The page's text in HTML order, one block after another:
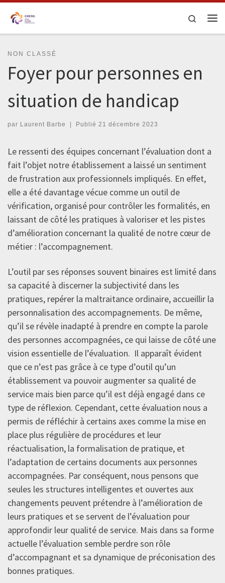
Skip to content
Search
NON CLASSÉ
Foyer pour personnes en
situation de handicap
par Laurent Barbe Publié 21 décembre 2023
Le ressenti des équipes concernant l’évaluation dont a
fait l’objet notre établissement a laissé un sentiment
de frustration aux professionnels impliqués. En effet,
elle a été davantage vécue comme un outil de
vérification, organisé pour contrôler les formalités, en
laissant de côté les pratiques à valoriser et les pistes
d’amélioration concernant la qualité de notre cœur de
métier : l’accompagnement.
L’outil par ses réponses souvent binaires est limité dans
sa capacité à discerner la subjectivité dans les
pratiques, repérer la maltraitance ordinaire, accueillir la
personnalisation des accompagnements. De même,
qu’il se révèle inadapté à prendre en compte la parole
des personnes accompagnées, ce qui laisse de côté une
vision essentielle de l’évaluation. Il apparaît évident
que ce n’est pas grâce à ce type d’outil qu’un
établissement va pouvoir augmenter sa qualité de
service mais bien parce qu’il est déjà engagé dans ce
type de réflexion. Cependant, cette évaluation nous a
permis de réfléchir à certains axes comme la mise en
place plus régulière de procédures et leur
réactualisation, la formalisation de pratique, et
l’adaptation de certains documents aux personnes
accompagnées. Par conséquent, nous pensons que
seules les structures intelligentes et ouvertes aux
changements peuvent prétendre à l’amélioration de
leurs pratiques et se servent de l’évaluation pour
approfondir leur qualité de service. Mais dans sa forme
actuelle l’évaluation semble perdre son rôle
d’accompagnant et sa dynamique de préconisation des
bonnes pratiques.